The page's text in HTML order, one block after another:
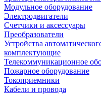
Модульное оборудование
Электродвигатели
Счетчики и аксессуары
Преобразователи
Устройства
комплектующие
Телекоммуникационное
Пожарное оборудование
Токоприемники
Кабели и провода